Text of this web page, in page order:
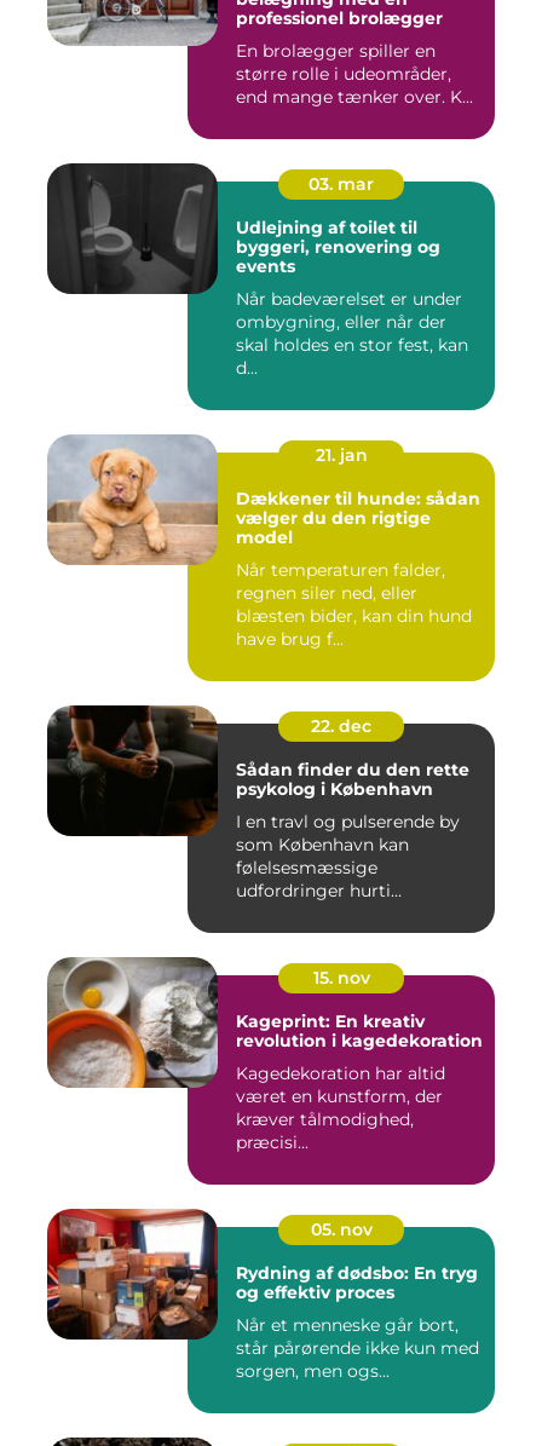
professionel brolægger
En brolægger spiller en
større rolle i udeområder,
end mange tænker over. K...
03. mar
Udlejning af toilet til
byggeri, renovering og
events
Når badeværelset er under
ombygning, eller når der
skal holdes en stor fest, kan
d...
21. jan
Dækkener til hunde: sådan
vælger du den rigtige
model
Når temperaturen falder,
regnen siler ned, eller
blæsten bider, kan din hund
have brug f...
22. dec
Sådan finder du den rette
psykolog i København
I en travl og pulserende by
som København kan
følelsesmæssige
udfordringer hurti...
15. nov
Kageprint: En kreativ
revolution i kagedekoration
Kagedekoration har altid
været en kunstform, der
kræver tålmodighed,
præcisi...
05. nov
Rydning af dødsbo: En tryg
og effektiv proces
Når et menneske går bort,
står pårørende ikke kun med
sorgen, men ogs...